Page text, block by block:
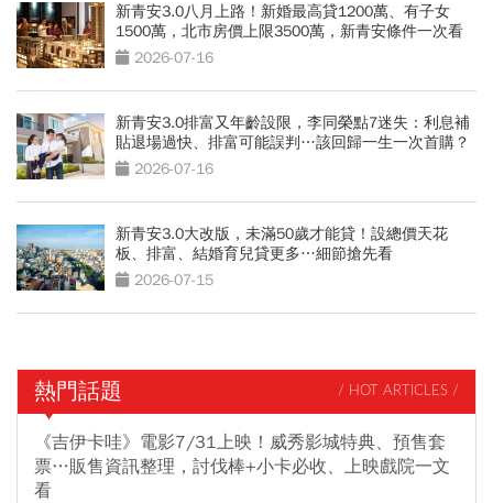
新青安3.0八月上路！新婚最高貸1200萬、有子女
1500萬，北市房價上限3500萬，新青安條件一次看
2026-07-16
新青安3.0排富又年齡設限，李同榮點7迷失：利息補
貼退場過快、排富可能誤判…該回歸一生一次首購？
2026-07-16
新青安3.0大改版，未滿50歲才能貸！設總價天花
板、排富、結婚育兒貸更多…細節搶先看
2026-07-15
熱門話題 / HOT ARTICLES /
《吉伊卡哇》電影7/31上映！威秀影城特典、預售套
票…販售資訊整理，討伐棒+小卡必收、上映戲院一文
看